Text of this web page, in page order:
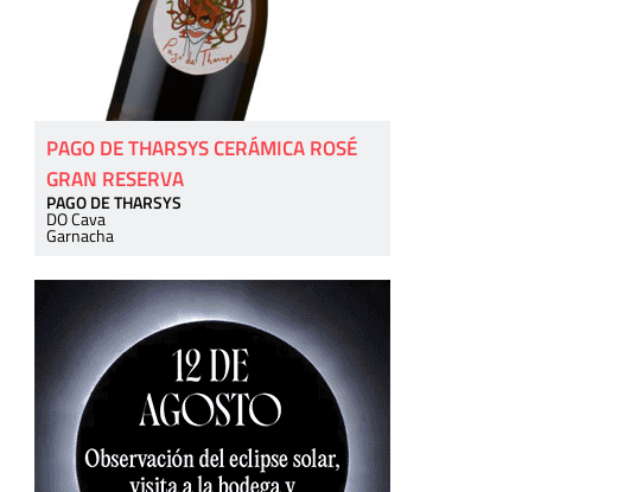
PAGO DE THARSYS CERÁMICA ROSÉ
GRAN RESERVA
PAGO DE THARSYS
DO Cava
Garnacha